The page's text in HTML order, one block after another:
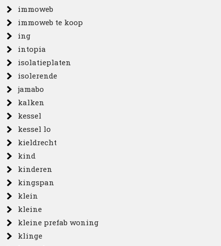
immoweb
immoweb te koop
ing
intopia
isolatieplaten
isolerende
jamabo
kalken
kessel
kessel lo
kieldrecht
kind
kinderen
kingspan
klein
kleine
kleine prefab woning
klinge